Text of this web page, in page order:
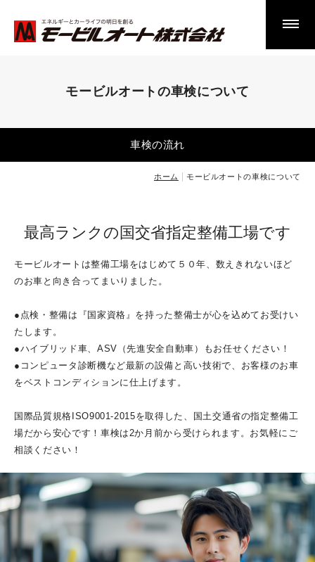
モービルオートの車検について
車検の流れ
ホーム モービルオートの車検について
法人リースメンテナンスのお客様へ
モービルオートの車検について
車検FAQ
その他事業について
廃車・中古車買取
福祉車両のレンタル
キャンピングカーのレンタル
ガソリンスタンド
SDGs達成に向けた当社の取り組み
採用情報
【正社員】自動車整備士（新卒・未経験）
【正社員】自動車整備士（中途・経験者）
【正社員】鈑金工（中途・経験者）
【アルバイト】 東神奈川 ガソリンスタンドスタッフ
最高ランクの国交省指定整備工場です
モービルオートは整備工場をはじめて５０年、数えきれないほど
のお車と向き合ってまいりました。
●点検・整備は『国家資格』を持った整備士が心を込めてお受けい
たします。
●ハイブリッド車、ASV（先進安全自動車）もお任せください！
●コンピュータ診断機など最新の設備と高い技術で、お客様のお車
をベストコンディションに仕上げます。
国際品質規格ISO9001-2015を取得した、国土交通省の指定整備工
場だから安心です！車検は2か月前から受けられます。お気軽にご
相談ください！